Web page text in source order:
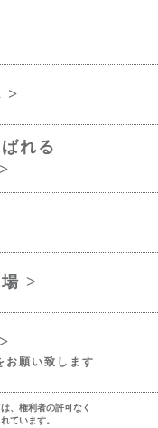
>
れる
>
お願い致します
、権利者の許可なく
ています。